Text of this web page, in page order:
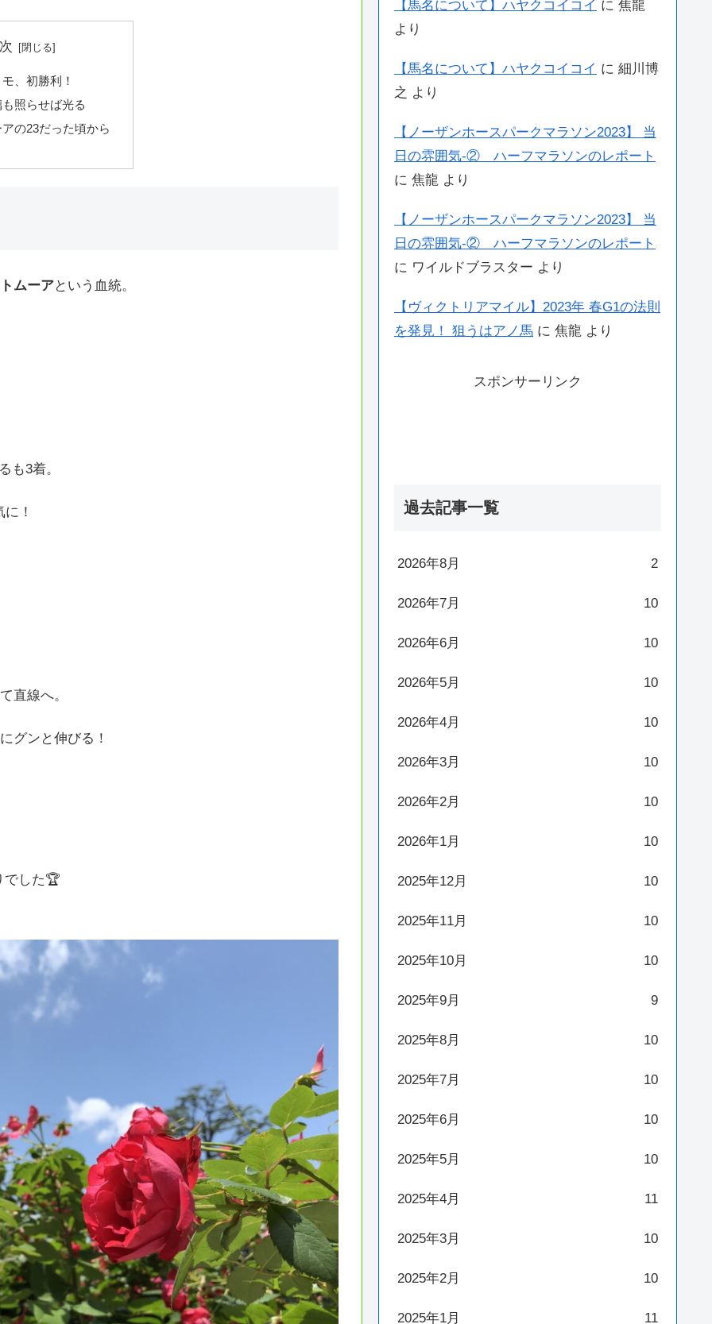
、初勝利！
照らせば光る
の23だった頃から
ムーアという血統。
も3着。
！
直線へ。
グンと伸びる！
でした🏆
【馬名について】ハヤクコイコイ に 焦龍
より
【馬名について】ハヤクコイコイ に 細川博
之 より
【ノーザンホースパークマラソン2023】 当
日の雰囲気-② ハーフマラソンのレポート
に 焦龍 より
【ノーザンホースパークマラソン2023】 当
日の雰囲気-② ハーフマラソンのレポート
に ワイルドブラスター より
【ヴィクトリアマイル】2023年 春G1の法則
を発見！ 狙うはアノ馬 に 焦龍 より
スポンサーリンク
過去記事一覧
2026年8月 2
2026年7月 10
2026年6月 10
2026年5月 10
2026年4月 10
2026年3月 10
2026年2月 10
2026年1月 10
2025年12月 10
2025年11月 10
2025年10月 10
2025年9月 9
2025年8月 10
2025年7月 10
2025年6月 10
2025年5月 10
2025年4月 11
2025年3月 10
2025年2月 10
2025年1月 11